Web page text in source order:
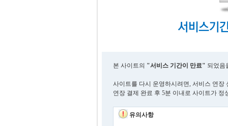
본 사이트의 "서비스 기간이 만료" 되었음
사이트를 다시 운영하시려면, 서비스 연장
연장 결제 완료 후 5분 이내로 사이트가 정
유의사항